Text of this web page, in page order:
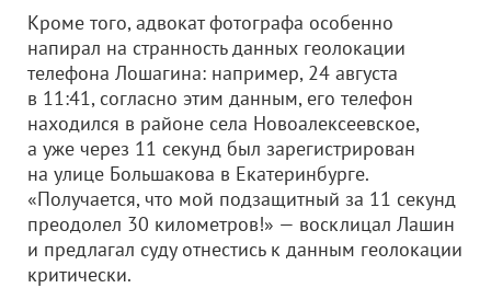
Кроме того, адвокат фотографа особенно
напирал на странность данных геолокации
телефона Лошагина: например, 24 августа
в 11:41, согласно этим данным, его телефон
находился в районе села Новоалексеевское,
а уже через 11 секунд был зарегистрирован
на улице Большакова в Екатеринбурге.
«Получается, что мой подзащитный за 11 секунд
преодолел 30 километров!» — восклицал Лашин
и предлагал суду отнестись к данным геолокации
критически.